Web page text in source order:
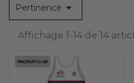
Pertinence 
Affichage 1-14 de 14